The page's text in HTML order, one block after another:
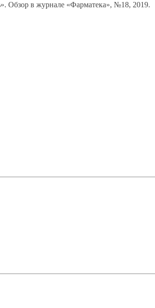
Обзор в журнале «Фарматека», №18, 2019.